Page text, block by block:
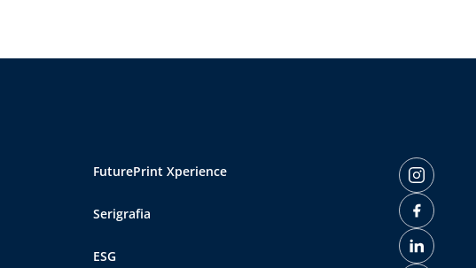
FuturePrint Xperience
Serigrafia
ESG